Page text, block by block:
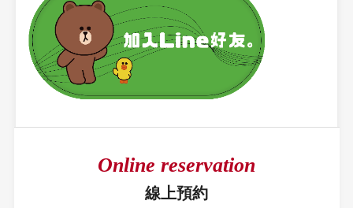
Online reservation
線上預約